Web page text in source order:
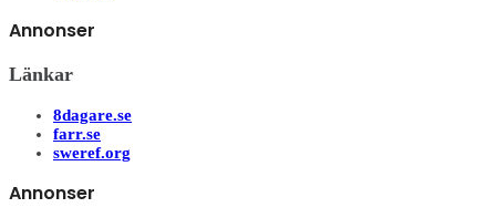
Annonser
Länkar
8dagare.se
farr.se
sweref.org
Annonser